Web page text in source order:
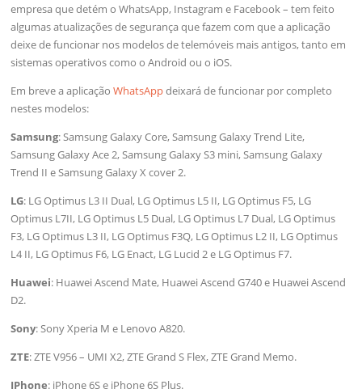
empresa que detém o WhatsApp, Instagram e Facebook – tem feito
algumas atualizações de segurança que fazem com que a aplicação
deixe de funcionar nos modelos de telemóveis mais antigos, tanto em
sistemas operativos como o Android ou o iOS.
Em breve a aplicaçãoWhatsAppdeixará de funcionar por completo
nestes modelos:
Samsung: Samsung Galaxy Core, Samsung Galaxy Trend Lite,
Samsung Galaxy Ace 2, Samsung Galaxy S3 mini, Samsung Galaxy
Trend II e Samsung Galaxy X cover 2.
LG: LG Optimus L3 II Dual, LG Optimus L5 II, LG Optimus F5, LG
Optimus L7II, LG Optimus L5 Dual, LG Optimus L7 Dual, LG Optimus
F3, LG Optimus L3 II, LG Optimus F3Q, LG Optimus L2 II, LG Optimus
L4 II, LG Optimus F6, LG Enact, LG Lucid 2 e LG Optimus F7.
Huawei: Huawei Ascend Mate, Huawei Ascend G740 e Huawei Ascend
D2.
Sony: Sony Xperia M e Lenovo A820.
ZTE: ZTE V956 – UMI X2, ZTE Grand S Flex, ZTE Grand Memo.
IPhone: iPhone 6S e iPhone 6S Plus.